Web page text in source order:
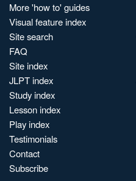
More 'how to' guides
Visual feature index
Site search
FAQ
Site index
JLPT index
Study index
Lesson index
Play index
Testimonials
Contact
Subscribe